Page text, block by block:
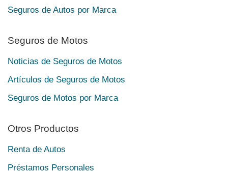
Seguros de Autos por Marca
Seguros de Motos
Noticias de Seguros de Motos
Artículos de Seguros de Motos
Seguros de Motos por Marca
Otros Productos
Renta de Autos
Préstamos Personales